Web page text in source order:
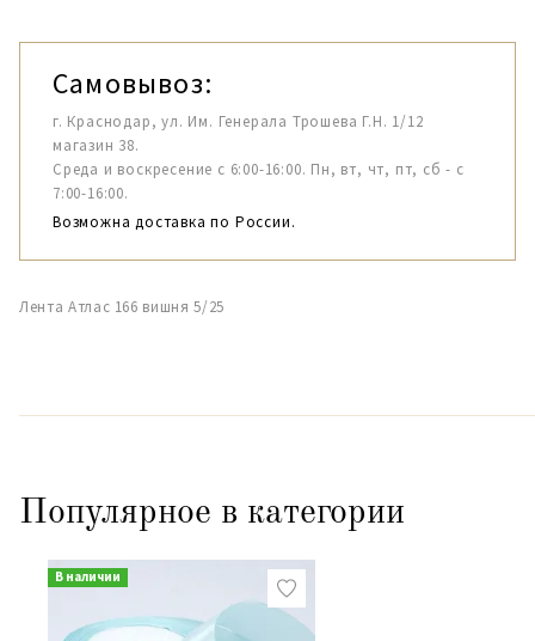
Самовывоз:
г. Краснодар, ул. Им. Генерала Трошева Г.Н. 1/12
магазин 38.
Среда и воскресение с 6:00-16:00. Пн, вт, чт, пт, сб - с
7:00-16:00.
Возможна доставка по России.
Лента Атлас 166 вишня 5/25
Популярное в категории
В наличии